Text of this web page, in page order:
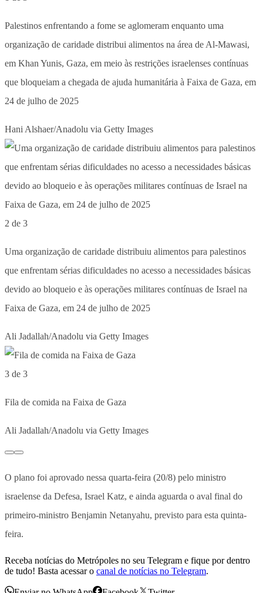
Palestinos enfrentando a fome se aglomeram enquanto uma
organização de caridade distribui alimentos na área de Al-Mawasi,
em Khan Yunis, Gaza, em meio às restrições israelenses contínuas
que bloqueiam a chegada de ajuda humanitária à Faixa de Gaza, em
24 de julho de 2025
Hani Alshaer/Anadolu via Getty Images
2 de 3
Uma organização de caridade distribuiu alimentos para palestinos
que enfrentam sérias dificuldades no acesso a necessidades básicas
devido ao bloqueio e às operações militares contínuas de Israel na
Faixa de Gaza, em 24 de julho de 2025
Ali Jadallah/Anadolu via Getty Images
3 de 3
Fila de comida na Faixa de Gaza
Ali Jadallah/Anadolu via Getty Images
O plano foi aprovado nessa quarta-feira (20/8) pelo ministro
israelense da Defesa, Israel Katz, e ainda aguarda o aval final do
primeiro-ministro Benjamin Netanyahu, previsto para esta quinta-
feira.
Receba notícias do Metrópoles no seu Telegram e fique por dentro
de tudo! Basta acessar o canal de notícias no Telegram.